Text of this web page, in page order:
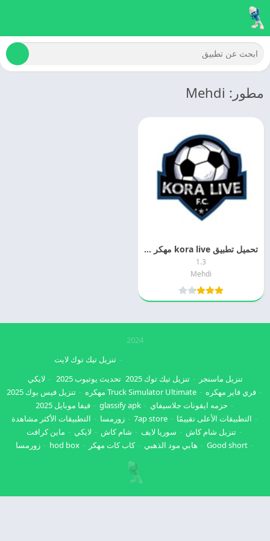
مطور: Mehdi
تحميل تطبيق kora live مهكر اخر اصدار مجانا
1.3
Mehdi
2024
تنزيل ماسنجر تنزيل تيك توك 2025
تنزيل تيك توك لايت
تحديث يوتيوب 2025
لايكي
فري فاير مهكره
Truck Simulator Ultimate مهكره
تنزيل فيس بوك 2025
حزمه ايقونات جلاسيفاي
glassify apk
فيفا موبايل 2025
التطبيقات الأعلى تقييمًا
7ap store زورمسا
التطبيقات الأكثر مشاهدة
تنزيل شام كاش
سوريا لايف شام كاش لايكي
ماين كرافت
Good short
هابي مود الذهبي كاب كات مهكر hod box زورمسا